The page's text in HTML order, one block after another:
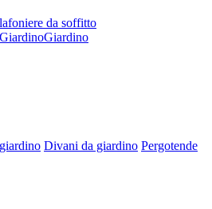
da soffitto
Giardino
Divani da giardino Pergotende